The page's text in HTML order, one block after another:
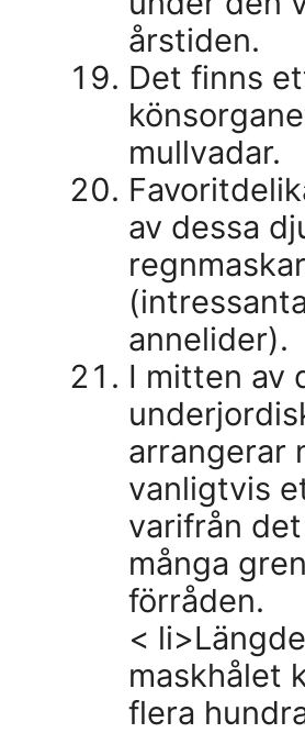
årstiden.
Det finns
mullvadar.
av dessa
regnmaskar
annelider).
I mitten av
arrangerar
vanligtvis
varifrån
många
förråden.
<
maskhålet
flera